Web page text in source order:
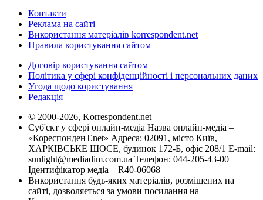
Контакти
Реклама на сайті
Використання матеріалів korrespondent.net
Правила користування сайтом
Договір користування сайтом
Політика у сфері конфіденційності і персональних даних
Угода щодо користування
Редакція
© 2000-2026, Korrespondent.net
Суб'єкт у сфері онлайн-медіа Назва онлайн-медіа –
«КореспонденТ.net» Адреса: 02091, місто Київ,
ХАРКІВСЬКЕ ШОСЕ, будинок 172-Б, офіс 208/1 E-mail:
sunlight@mediadim.com.ua Телефон: 044-205-43-00
Ідентифікатор медіа – R40-06068
Використання будь-яких матеріалів, розміщених на
сайті, дозволяється за умови посилання на